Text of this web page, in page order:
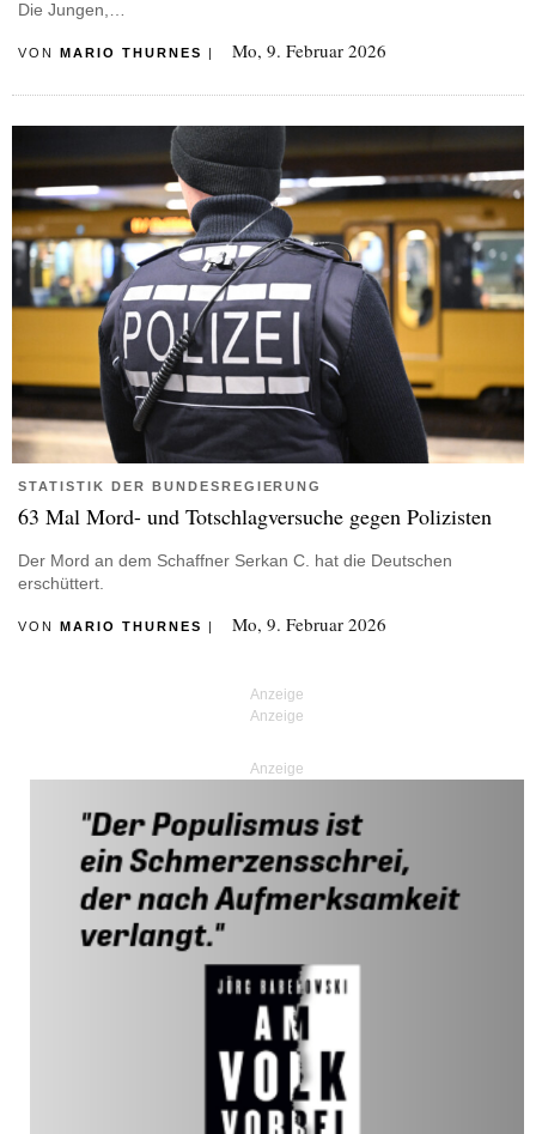
Die Jungen,…
VON MARIO THURNES | Mo, 9. Februar 2026
STATISTIK DER BUNDESREGIERUNG
63 Mal Mord- und Totschlagversuche gegen Polizisten
Der Mord an dem Schaffner Serkan C. hat die Deutschen
erschüttert.
VON MARIO THURNES Mo, 9. Februar 2026
Anzeige